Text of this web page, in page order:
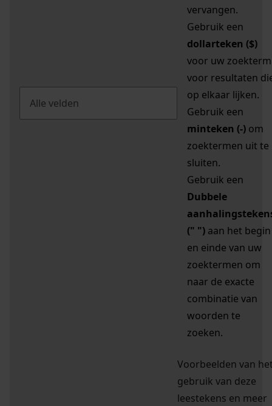
vervangen.
Gebruik een
dollarteken ($)
voor uw zoekterm
voor resultaten
op elkaar lijken.
Gebruik een
minteken (-) om
zoektermen uit te
sluiten.
Gebruik een
Dubbele
(" ") aan het begin
en einde van uw
zoektermen om
naar de exacte
combinatie van
woorden te
zoeken.
Voorbeelden van
gebruik van deze
leestekens en meer